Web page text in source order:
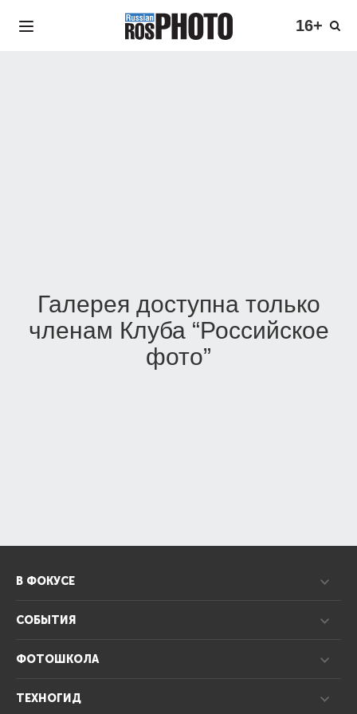
16+
Галерея доступна только
членам Клуба “Российское
фото”
В ФОКУСЕ
СОБЫТИЯ
ФОТОШКОЛА
ТЕХНОГИД